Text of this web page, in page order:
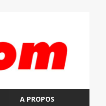
A PROPOS